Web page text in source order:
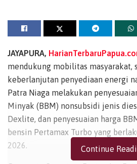
JAYAPURA,
mendukung mobilitas masyarakat,
keberlanjutan penyediaan energi
Patra Niaga melakukan
Minyak (BBM) nonsubsidi jenis
Dexlite, dan penyesuaian harga
bensin Pertamax Turbo yang
2026.
Continue